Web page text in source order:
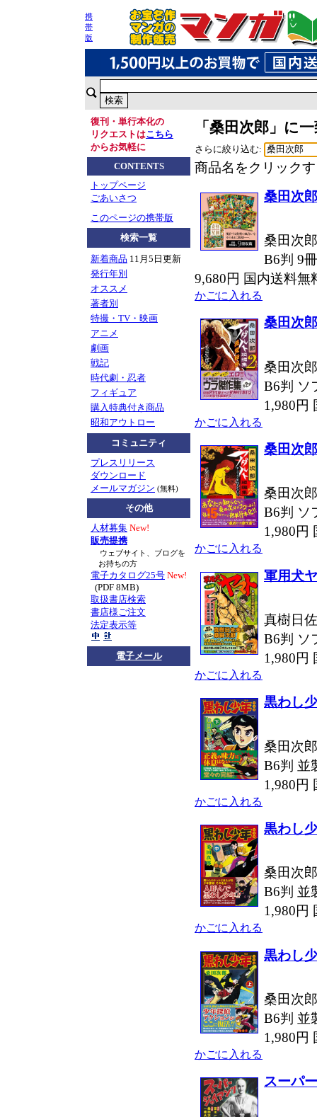
携
帯
版
復刊・単行本化の
リクエストはこちら
からお気軽に
CONTENTS
トップページ
ごあいさつ
このページの携帯版
検索一覧
新着商品 11月5日更新
発行年別
オススメ
著者別
特撮・TV・映画
アニメ
劇画
戦記
時代劇・忍者
フィギュア
購入特典付き商品
昭和アウトロー
コミュニティ
プレスリリース
ダウンロード
メールマガジン (無料)
その他
人材募集 New!
販売提携
ウェブサイト、ブログを
お持ちの方
電子カタログ25号 New!
(PDF 8MB)
取扱書店検索
書店様ご注文
法定表示等
電子メール
「桑田次郎」に
さらに絞り込む:
商品名をクリック
桑田次
桑田次
B6判 9
9,680円 国内送料無
かごに入れる
桑田次
桑田次
B6判 ソ
1,980円
かごに入れる
桑田次
桑田次
B6判 ソ
1,980円
かごに入れる
軍用犬
真樹日
B6判 ソ
1,980円
かごに入れる
黒わし
桑田次
B6判 並
1,980円
かごに入れる
黒わし
桑田次
B6判 並
1,980円
かごに入れる
黒わし
桑田次
B6判 並
1,980円
かごに入れる
スーパ